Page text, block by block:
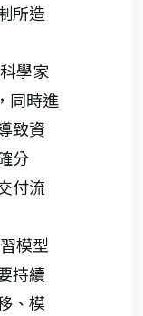
所造
學家
同時進
致資
分
付流
模型
持續
、模